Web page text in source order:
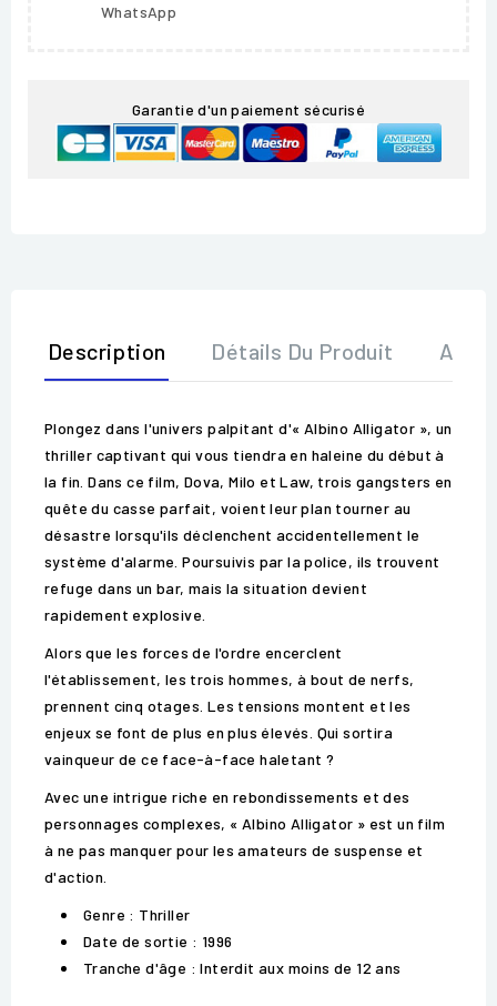
WhatsApp
Garantie d'un paiement sécurisé
Description Détails Du Produit Avis
Plongez dans l'univers palpitant d'« Albino Alligator », un
thriller captivant qui vous tiendra en haleine du début à
la fin. Dans ce film, Dova, Milo et Law, trois gangsters en
quête du casse parfait, voient leur plan tourner au
désastre lorsqu'ils déclenchent accidentellement le
système d'alarme. Poursuivis par la police, ils trouvent
refuge dans un bar, mais la situation devient
rapidement explosive.
Alors que les forces de l'ordre encerclent
l'établissement, les trois hommes, à bout de nerfs,
prennent cinq otages. Les tensions montent et les
enjeux se font de plus en plus élevés. Qui sortira
vainqueur de ce face-à-face haletant ?
Avec une intrigue riche en rebondissements et des
personnages complexes, « Albino Alligator » est un film
à ne pas manquer pour les amateurs de suspense et
d'action.
Genre : Thriller
Date de sortie : 1996
Tranche d'âge : Interdit aux moins de 12 ans